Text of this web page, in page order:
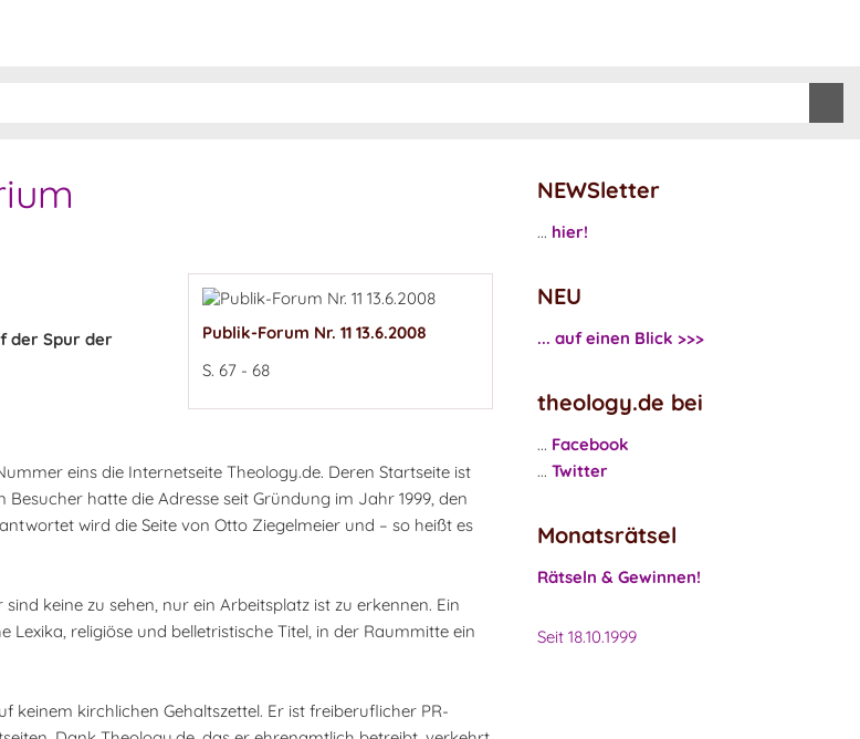
Publik-Forum Nr. 11 13.6.2008
S. 67 - 68
der Spur der
eins die Internetseite Theology.de. Deren Startseite ist
hatte die Adresse seit Gründung im Jahr 1999, den
wird die Seite von Otto Ziegelmeier und – so heißt es
keine zu sehen, nur ein Arbeitsplatz ist zu erkennen. Ein
religiöse und belletristische Titel, in der Raummitte ein
keinem kirchlichen Gehaltszettel. Er ist freiberuflicher PR-
NEWSletter
... hier!
NEU
... auf einen Blick >>>
theology.de bei
... Facebook
... Twitter
Monatsrätsel
Rätseln & Gewinnen!
Seit 18.10.1999